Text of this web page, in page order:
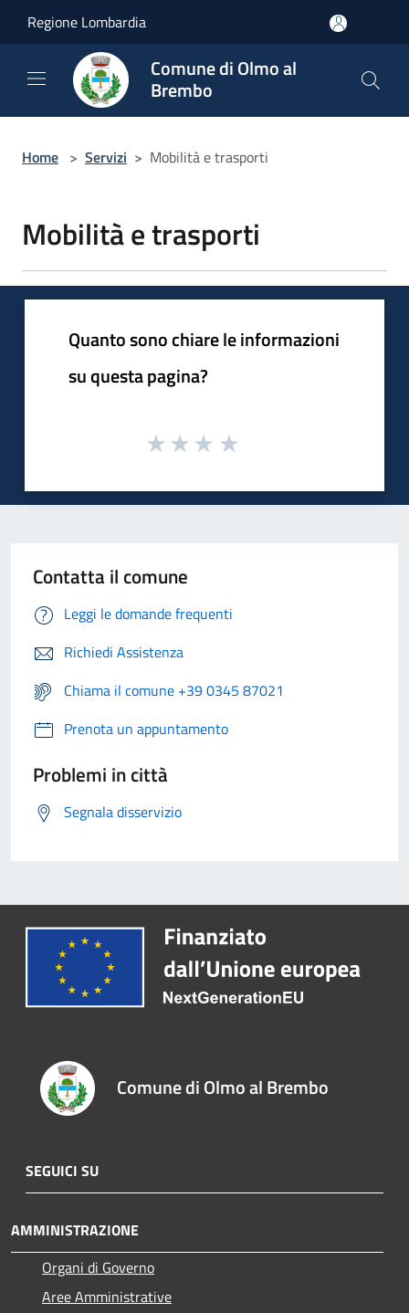
Regione Lombardia
Comune di Olmo al
Brembo
Home > Servizi > Mobilità e trasporti
Mobilità e trasporti
Quanto sono chiare le informazioni
su questa pagina?
Contatta il comune
Leggi le domande frequenti
Richiedi Assistenza
Chiama il comune +39 0345 87021
Prenota un appuntamento
Problemi in città
Segnala disservizio
Comune di Olmo al Brembo
SEGUICI SU
AMMINISTRAZIONE
Organi di Governo
Aree Amministrative